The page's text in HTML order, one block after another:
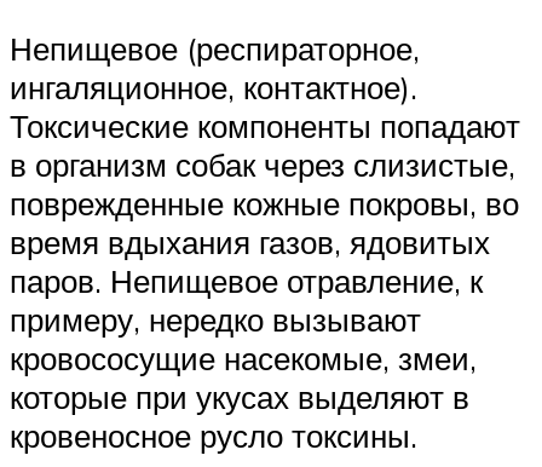
Непищевое (респираторное,
ингаляционное, контактное).
Токсические компоненты попадают
в организм собак через слизистые,
поврежденные кожные покровы, во
время вдыхания газов, ядовитых
паров. Непищевое отравление, к
примеру, нередко вызывают
кровососущие насекомые, змеи,
которые при укусах выделяют в
кровеносное русло токсины.